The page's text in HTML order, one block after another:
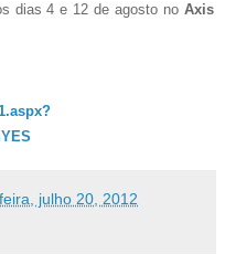
dias 4 e 12 de agosto no Axis
julho 20, 2012